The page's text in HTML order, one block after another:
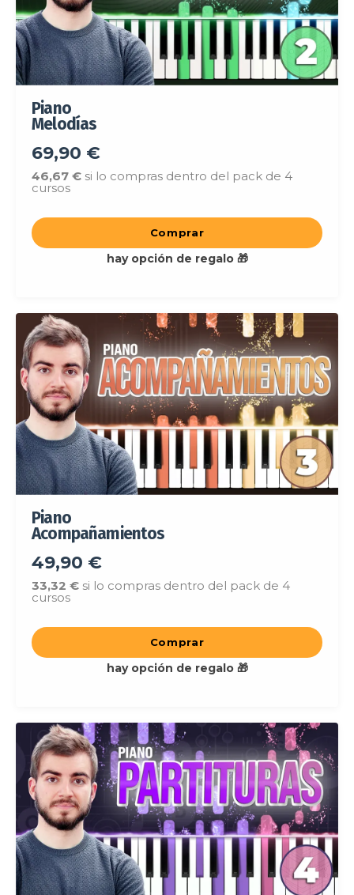
Piano
Melodías
69,90 €
46,67 € si lo compras dentro del pack de 4
cursos
Comprar
hay opción de regalo 🎁
Piano
Acompañamientos
49,90 €
33,32 € si lo compras dentro del pack de 4
cursos
Comprar
hay opción de regalo 🎁